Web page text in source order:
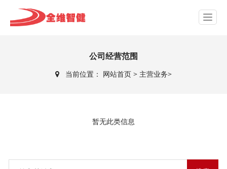
公司经营范围
当前位置： 网站首页 > 主营业务>
暂无此类信息